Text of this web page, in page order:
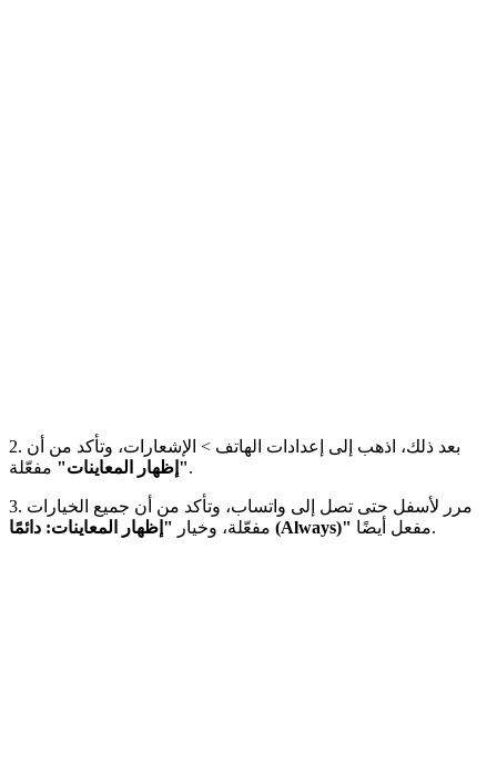
2. بعد ذلك، اذهب إلى إعدادات الهاتف > الإشعارات، وتأكد من أن
"إظهار المعاينات"مفعّلة.
3. مرر لأسفل حتى تصل إلى واتساب، وتأكد من أن جميع الخيارات
مفعّلة، وخيار "إظهار المعاينات: دائمًا (Always)" مفعل أيضًا.